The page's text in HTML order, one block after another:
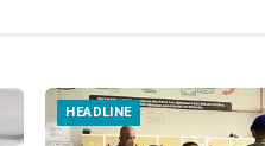
HEADLINE